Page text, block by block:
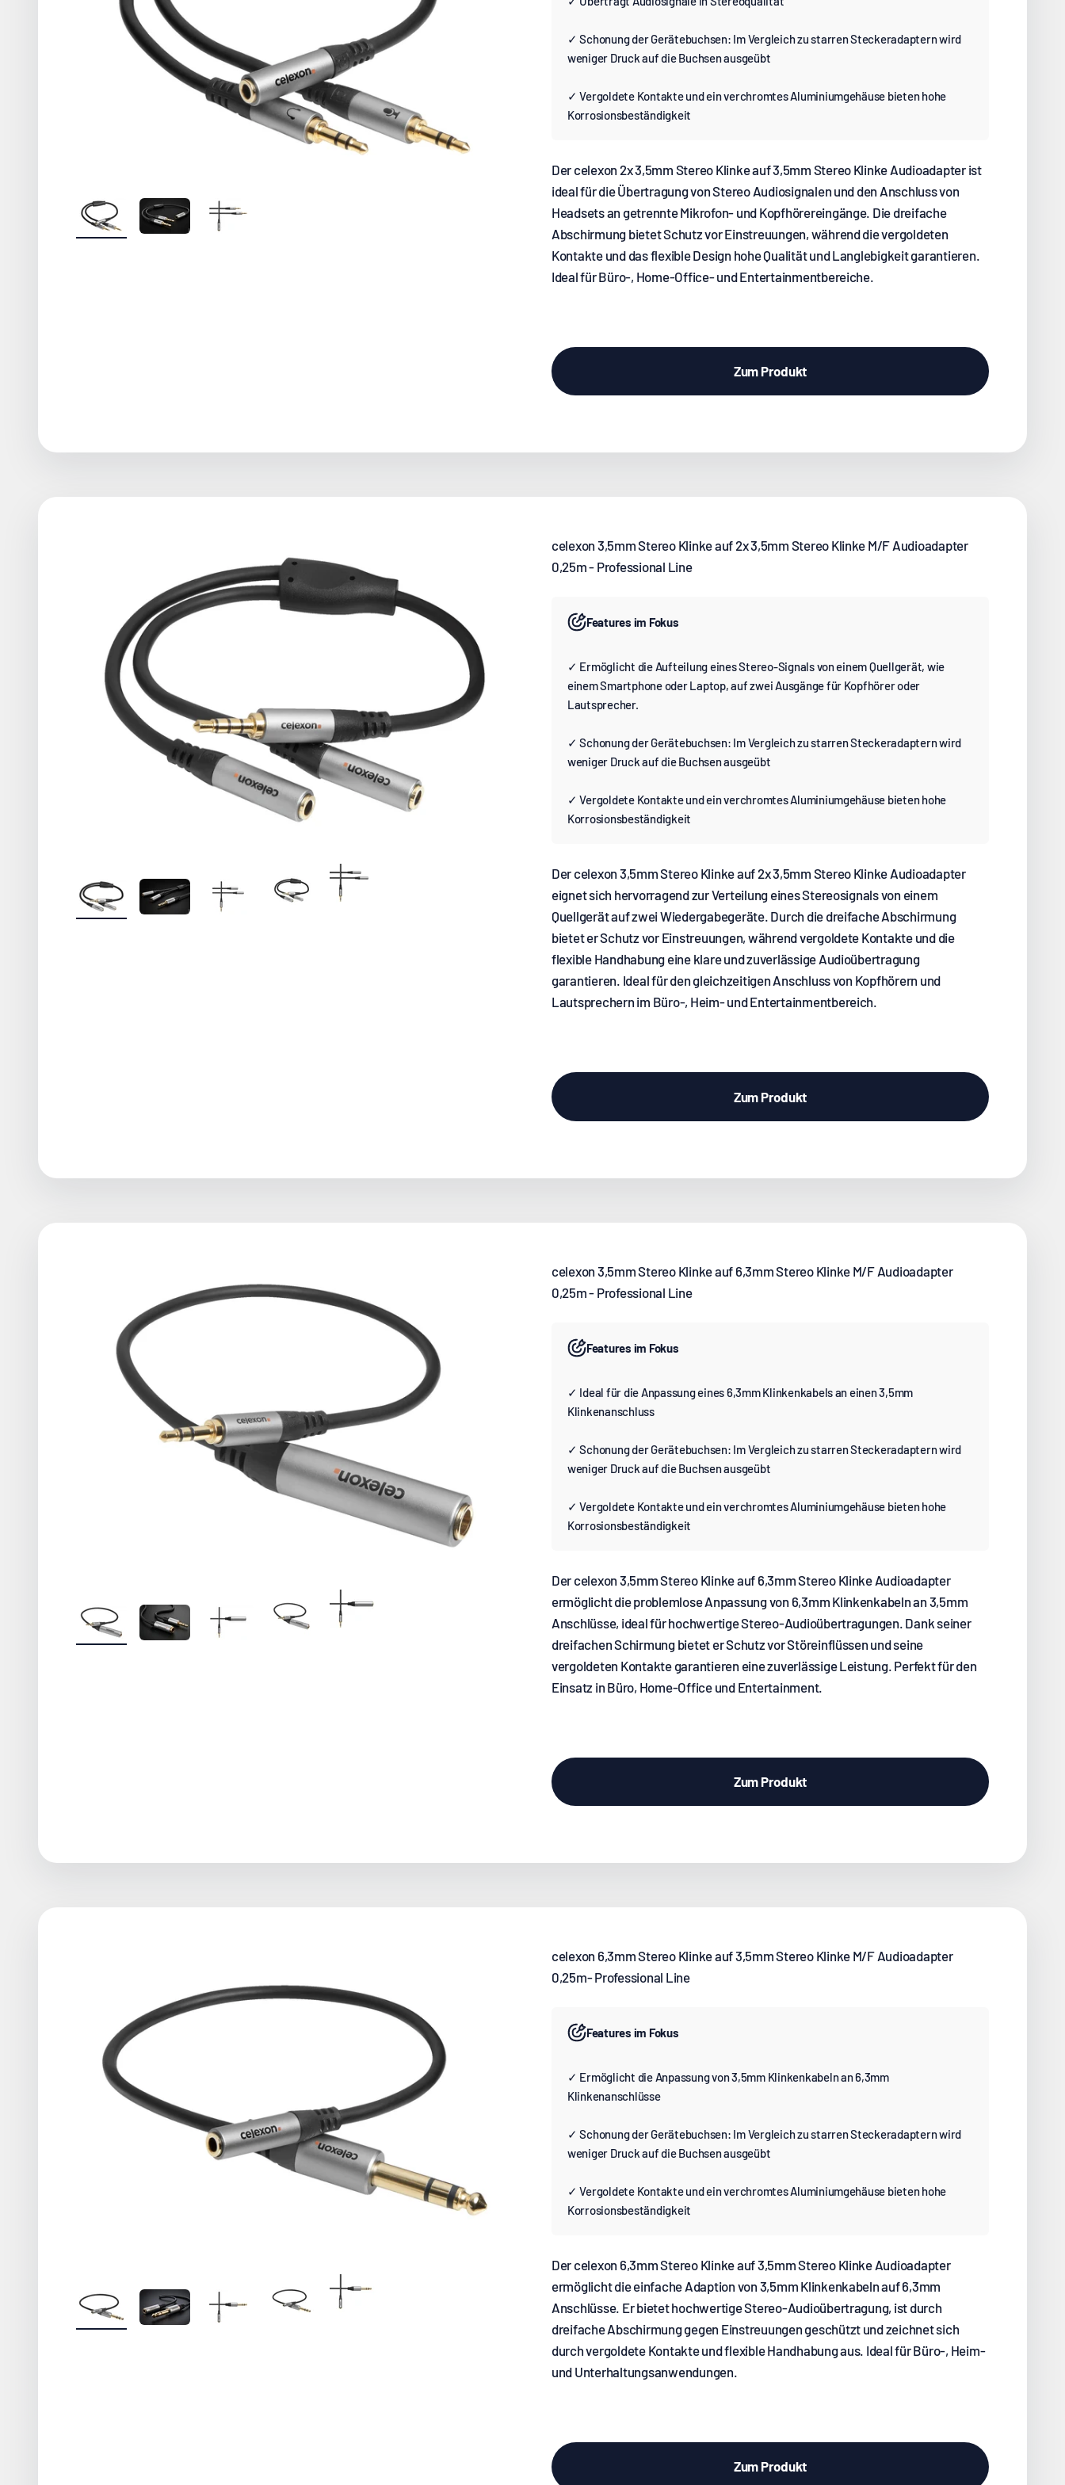
✓ Schonung der Gerätebuchsen: Im Vergleich zu starren Steckeradaptern wird
weniger Druck auf die Buchsen ausgeübt
✓ Vergoldete Kontakte und ein verchromtes Aluminiumgehäuse bieten hohe
Korrosionsbeständigkeit
Der celexon 2x 3,5mm Stereo Klinke auf 3,5mm Stereo Klinke Audioadapter ist
ideal für die Übertragung von Stereo Audiosignalen und den Anschluss von
Headsets an getrennte Mikrofon- und Kopfhörereingänge. Die dreifache
Abschirmung bietet Schutz vor Einstreuungen, während die vergoldeten
Kontakte und das flexible Design hohe Qualität und Langlebigkeit garantieren.
Ideal für Büro-, Home-Office- und Entertainmentbereiche.
Zum Produkt
celexon 3,5mm Stereo Klinke auf 2x 3,5mm Stereo Klinke M/F Audioadapter
0,25m - Professional Line
Features im Fokus
✓ Ermöglicht die Aufteilung eines Stereo-Signals von einem Quellgerät, wie
einem Smartphone oder Laptop, auf zwei Ausgänge für Kopfhörer oder
Lautsprecher.
✓ Schonung der Gerätebuchsen: Im Vergleich zu starren Steckeradaptern wird
weniger Druck auf die Buchsen ausgeübt
✓ Vergoldete Kontakte und ein verchromtes Aluminiumgehäuse bieten hohe
Korrosionsbeständigkeit
Der celexon 3,5mm Stereo Klinke auf 2x 3,5mm Stereo Klinke Audioadapter
eignet sich hervorragend zur Verteilung eines Stereosignals von einem
Quellgerät auf zwei Wiedergabegeräte. Durch die dreifache Abschirmung
bietet er Schutz vor Einstreuungen, während vergoldete Kontakte und die
flexible Handhabung eine klare und zuverlässige Audioübertragung
garantieren. Ideal für den gleichzeitigen Anschluss von Kopfhörern und
Lautsprechern im Büro-, Heim- und Entertainmentbereich.
Zum Produkt
celexon 3,5mm Stereo Klinke auf 6,3mm Stereo Klinke M/F Audioadapter
0,25m - Professional Line
Features im Fokus
✓ Ideal für die Anpassung eines 6,3mm Klinkenkabels an einen 3,5mm
Klinkenanschluss
✓ Schonung der Gerätebuchsen: Im Vergleich zu starren Steckeradaptern wird
weniger Druck auf die Buchsen ausgeübt
✓ Vergoldete Kontakte und ein verchromtes Aluminiumgehäuse bieten hohe
Korrosionsbeständigkeit
Der celexon 3,5mm Stereo Klinke auf 6,3mm Stereo Klinke Audioadapter
ermöglicht die problemlose Anpassung von 6,3mm Klinkenkabeln an 3,5mm
Anschlüsse, ideal für hochwertige Stereo-Audioübertragungen. Dank seiner
dreifachen Schirmung bietet er Schutz vor Störeinflüssen und seine
vergoldeten Kontakte garantieren eine zuverlässige Leistung. Perfekt für den
Einsatz in Büro, Home-Office und Entertainment.
Zum Produkt
celexon 6,3mm Stereo Klinke auf 3,5mm Stereo Klinke M/F Audioadapter
0,25m- Professional Line
Features im Fokus
✓ Ermöglicht die Anpassung von 3,5mm Klinkenkabeln an 6,3mm
Klinkenanschlüsse
✓ Schonung der Gerätebuchsen: Im Vergleich zu starren Steckeradaptern wird
weniger Druck auf die Buchsen ausgeübt
✓ Vergoldete Kontakte und ein verchromtes Aluminiumgehäuse bieten hohe
Korrosionsbeständigkeit
Der celexon 6,3mm Stereo Klinke auf 3,5mm Stereo Klinke Audioadapter
ermöglicht die einfache Adaption von 3,5mm Klinkenkabeln auf 6,3mm
Anschlüsse. Er bietet hochwertige Stereo-Audioübertragung, ist durch
dreifache Abschirmung gegen Einstreuungen geschützt und zeichnet sich
durch vergoldete Kontakte und flexible Handhabung aus. Ideal für Büro-, Heim-
und Unterhaltungsanwendungen.
Zum Produkt